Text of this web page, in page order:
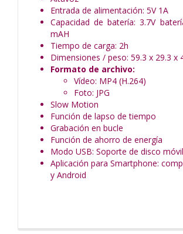
Entrada de alimentación: 5V 1A
Capacidad de batería: 3.7V
mAH
Tiempo de carga: 2h
Dimensiones / peso: 59.3 x 29.3 x
Formato de archivo:
Vídeo: MP4 (H.264)
Foto: JPG
Slow Motion
Función de lapso de tiempo
Grabación en bucle
Función de ahorro de energía
Modo USB: Soporte de disco
Aplicación para Smartphone:
y Android